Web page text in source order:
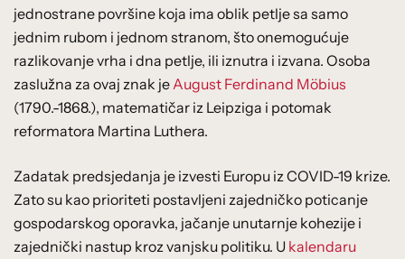
jednostrane površine koja ima oblik petlje sa samo
jednim rubom i jednom stranom, što onemogućuje
razlikovanje vrha i dna petlje, ili iznutra i izvana. Osoba
zaslužna za ovaj znak je August Ferdinand Möbius
(1790.-1868.), matematičar iz Leipziga i potomak
reformatora Martina Luthera.
Zadatak predsjedanja je izvesti Europu iz COVID-19 krize.
Zato su kao prioriteti postavljeni zajedničko poticanje
gospodarskog oporavka, jačanje unutarnje kohezije i
zajednički nastup kroz vanjsku politiku. U kalendaru